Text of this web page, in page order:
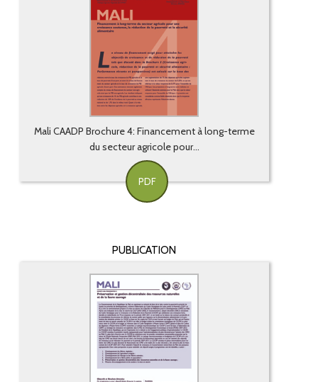
Mali CAADP Brochure 4: Financement à long-terme
du secteur agricole pour...
PDF
PUBLICATION